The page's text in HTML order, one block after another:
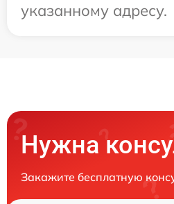
указанному адресу.
Нужна
Закажите бесплатную